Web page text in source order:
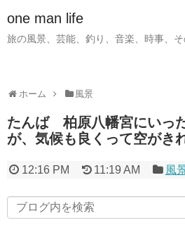
one man life
旅の風景、芸能、釣り、音楽、時事、
ホーム 風景
たんば 柏原八幡宮にいっ
が、気候も良くって空がき
12:16 PM 11:19 AM 風